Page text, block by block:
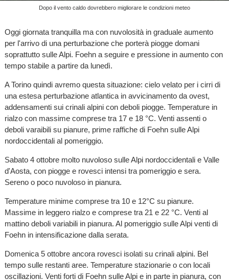
Dopo il vento caldo dovrebbero migliorare le condizioni meteo
Oggi giornata tranquilla ma con nuvolosità in graduale aumento
per l'arrivo di una perturbazione che porterà piogge domani
soprattutto sulle Alpi. Foehn a seguire e pressione in aumento con
tempo stabile a partire da lunedì.
A Torino quindi avremo questa situazione: cielo velato per i cirri di
una estesa perturbazione atlantica in avvicinamento da ovest,
addensamenti sui crinali alpini con deboli piogge. Temperature in
rialzo con massime comprese tra 17 e 18 °C. Venti assenti o
deboli varaibili su pianure, prime raffiche di Foehn sulle Alpi
nordoccidentali al pomeriggio.
Sabato 4 ottobre molto nuvoloso sulle Alpi nordoccidentali e Valle
d'Aosta, con piogge e rovesci intensi tra pomeriggio e sera.
Sereno o poco nuvoloso in pianura.
Temperature minime comprese tra 10 e 12°C su pianure.
Massime in leggero rialzo e comprese tra 21 e 22 °C. Venti al
mattino deboli variabili in pianura. Al pomeriggio sulle Alpi venti di
Foehn in intensificazione dalla serata.
Domenica 5 ottobre ancora rovesci isolati su crinali alpini. Bel
tempo sulle restanti aree. Temperature stazionarie o con locali
oscillazioni. Venti forti di Foehn sulle Alpi e in parte in pianura, con